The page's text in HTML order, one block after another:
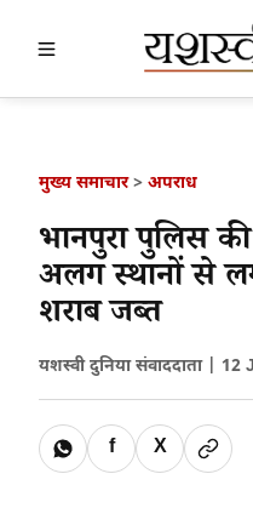
मुख्य समाचार> अपराध
भानपुरा पुलिस
अलग स्थानों से
शराब जब्त
यशस्वी दुनिया संवाददाता | 12
f X